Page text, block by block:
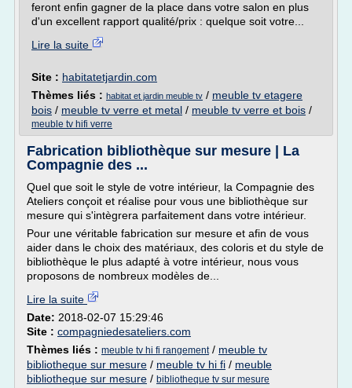
feront enfin gagner de la place dans votre salon en plus
d'un excellent rapport qualité/prix : quelque soit votre...
Lire la suite
Site : habitatetjardin.com
Thèmes liés : habitat et jardin meuble tv / meuble tv etagere
bois / meuble tv verre et metal / meuble tv verre et bois /
meuble tv hifi verre
Fabrication bibliothèque sur mesure | La
Compagnie des ...
Quel que soit le style de votre intérieur, la Compagnie des
Ateliers conçoit et réalise pour vous une bibliothèque sur
mesure qui s'intègrera parfaitement dans votre intérieur.
Pour une véritable fabrication sur mesure et afin de vous
aider dans le choix des matériaux, des coloris et du style de
bibliothèque le plus adapté à votre intérieur, nous vous
proposons de nombreux modèles de...
Lire la suite
Date: 2018-02-07 15:29:46
Site : compagniedesateliers.com
Thèmes liés : meuble tv hi fi rangement/ meuble tv
bibliotheque sur mesure / meuble tv hi fi / meuble
bibliotheque sur mesure / bibliotheque tv sur mesure